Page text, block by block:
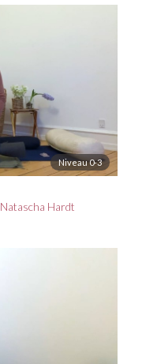
Niveau 0-3
Natascha Hardt